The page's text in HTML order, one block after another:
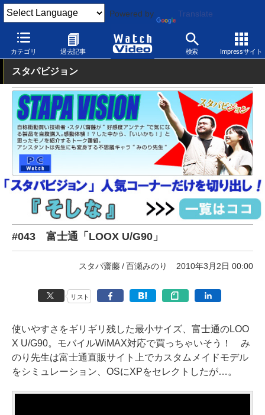
Powered by Translate
カテゴリ 過去記事 検索 Impressサイト
Watch Video パソコン メーカーパソコン
スタパビジョン
#043 富士通「LOOX U/G90」
スタパ齋藤 百瀬みのり 2010年3月2日 00:00
リスト
使いやすさをギリギリ残した最小サイズ、富士通のLOO
X U/G90。モバイルWiMAX対応で買っちゃいそう！ み
のり先生は富士通直販サイト上でカスタムメイドモデル
をシミュレーション、OSにXPをセレクトしたが…。